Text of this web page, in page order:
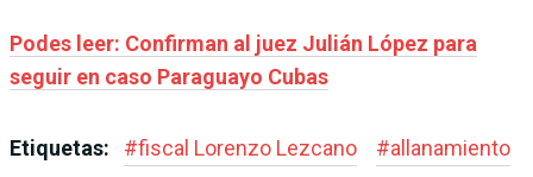
Podes leer: Confirman al juez Julián López para
seguir en caso Paraguayo Cubas
Etiquetas: #fiscal Lorenzo Lezcano #allanamiento